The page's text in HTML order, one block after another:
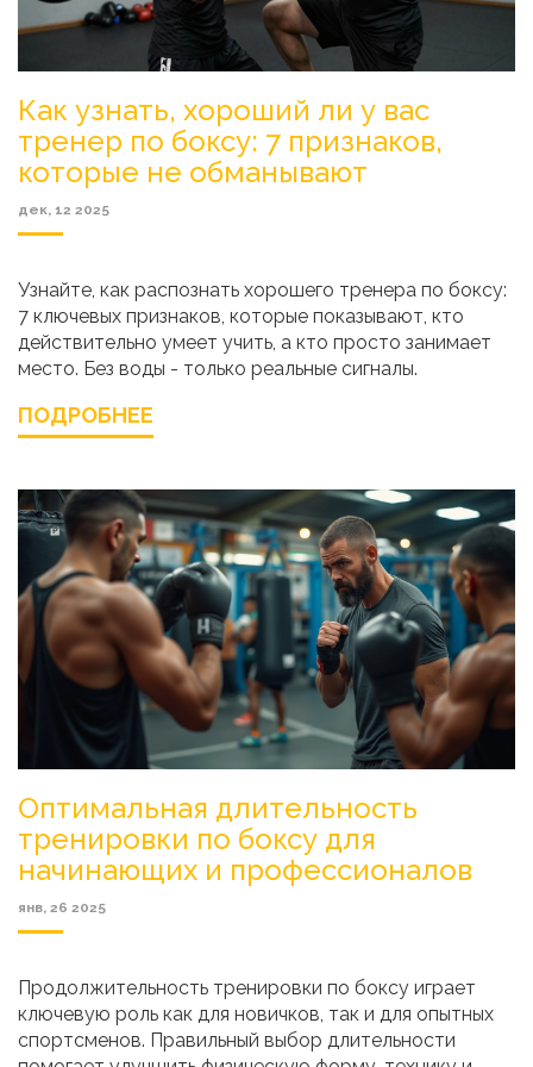
Как узнать, хороший ли у вас
тренер по боксу: 7 признаков,
которые не обманывают
дек, 12 2025
Узнайте, как распознать хорошего тренера по боксу:
7 ключевых признаков, которые показывают, кто
действительно умеет учить, а кто просто занимает
место. Без воды - только реальные сигналы.
ПОДРОБНЕЕ
Оптимальная длительность
тренировки по боксу для
начинающих и профессионалов
янв, 26 2025
Продолжительность тренировки по боксу играет
ключевую роль как для новичков, так и для опытных
спортсменов. Правильный выбор длительности